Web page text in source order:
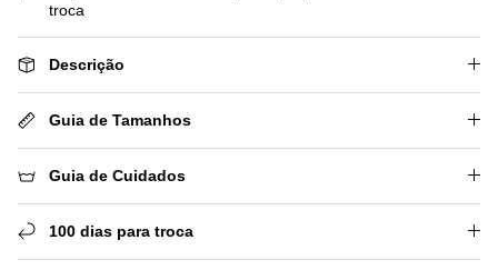
troca
Descrição
Guia de Tamanhos
Guia de Cuidados
100 dias para troca